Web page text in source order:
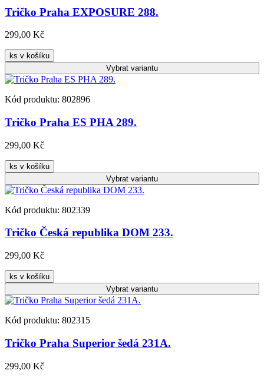
Tričko Praha EXPOSURE 288.
299,00 Kč
ks v košíku
Vybrat variantu
Kód produktu: 802896
Tričko Praha ES PHA 289.
299,00 Kč
ks v košíku
Vybrat variantu
Kód produktu: 802339
Tričko Česká republika DOM 233.
299,00 Kč
ks v košíku
Vybrat variantu
Kód produktu: 802315
Tričko Praha Superior šedá 231A.
299,00 Kč